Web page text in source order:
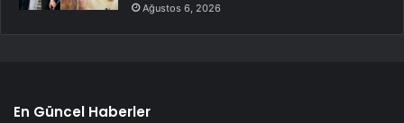
Ağustos 6, 2026
En Güncel Haberler